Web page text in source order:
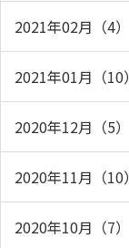
2021年02月（4）
2021年01月（10）
2020年12月（5）
2020年11月（10）
2020年10月（7）